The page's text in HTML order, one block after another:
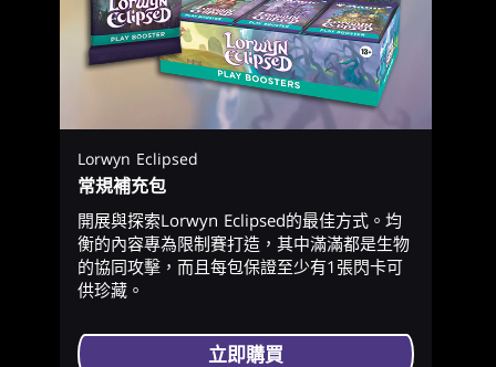
Lorwyn Eclipsed
常規補充包
開展與探索Lorwyn Eclipsed的最佳方式。均
衡的內容專為限制賽打造，其中滿滿都是生物
的協同攻擊，而且每包保證至少有1張閃卡可
供珍藏。
立即購買